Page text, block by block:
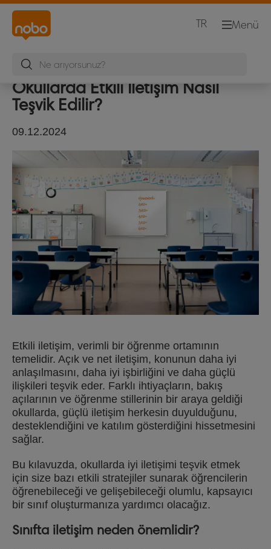
Menü
TR
Okullarda Etkili İletişim Nasıl
Teşvik Edilir?
09.12.2024
Etkili iletişim, verimli bir öğrenme ortamının
temelidir. Açık ve net iletişim, konunun daha iyi
anlaşılmasını, daha iyi işbirliğini ve daha güçlü
ilişkileri teşvik eder. Farklı ihtiyaçların, bakış
açılarının ve öğrenme stillerinin bir araya geldiği
okullarda, güçlü iletişim herkesin duyulduğunu,
desteklendiğini ve katılım gösterdiğini hissetmesini
sağlar.
Bu kılavuzda, okullarda iyi iletişimi teşvik etmek
için size bazı etkili stratejiler sunarak öğrencilerin
öğrenebileceği ve gelişebileceği olumlu, kapsayıcı
bir sınıf oluşturmanıza yardımcı olacağız.
Sınıfta iletişim neden önemlidir?